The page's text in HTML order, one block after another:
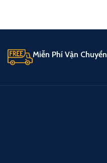
Miễn Phí Vận Chuyển